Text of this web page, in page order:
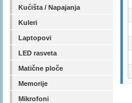
Kućišta / Napajanja
Kuleri
Laptopovi
LED rasveta
Matične ploče
Memorije
Mikrofoni